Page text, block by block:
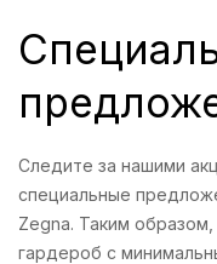
Следите за нашими
специальные
Zegna. Таким
гардероб с